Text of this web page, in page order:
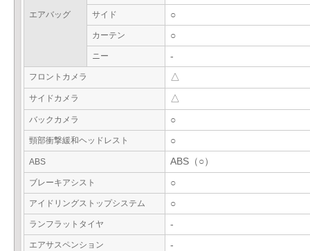
エアバッグ サイド ○
カーテン ○
ニー -
フロントカメラ △
サイドカメラ △
バックカメラ ○
頸部衝撃緩和ヘッドレスト ○
ABS ABS（○）
ブレーキアシスト ○
アイドリングストップシステム ○
ランフラットタイヤ -
エアサスペンション -